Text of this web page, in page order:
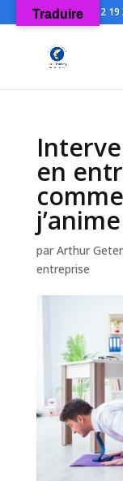
06 52 19
en
par Arthur
entreprise
Traduire